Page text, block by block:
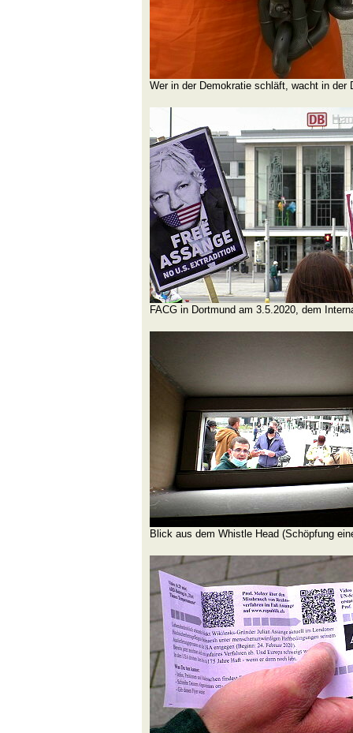
Wer in der Demokratie schläft, wacht in der
FACG in Dortmund am 3.5.2020, dem
Blick aus dem Whistle Head (Schöpfung